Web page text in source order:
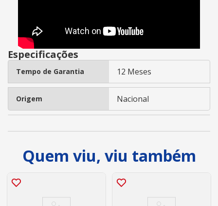
Especificações
Tempo de Garantia 12 Meses
Origem Nacional
Quem viu, viu também